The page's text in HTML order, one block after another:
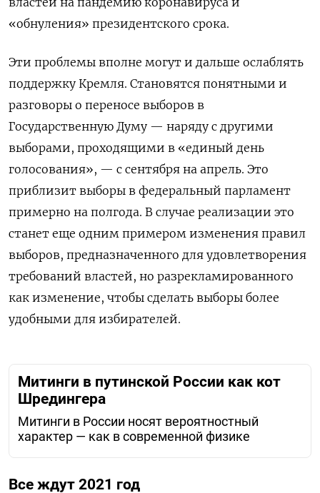
«обнуления» президентского срока.
Эти проблемы вполне могут и дальше ослаблять
поддержку Кремля. Становятся понятными и
разговоры о переносе выборов в
Государственную Думу — наряду с другими
выборами, проходящими в «единый день
голосования», — с сентября на апрель. Это
приблизит выборы в федеральный парламент
примерно на полгода. В случае реализации это
станет еще одним примером изменения правил
выборов, предназначенного для удовлетворения
требований властей, но разрекламированного
как изменение, чтобы сделать выборы более
удобными для избирателей.
Митинги в путинской России как кот
Шредингера
Митинги в России носят вероятностный
характер — как в современной физике
Все ждут 2021 год